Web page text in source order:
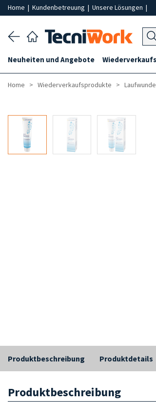
Home | Kundenbetreuung | Unsere Lösungen |
Neuheiten und Angebote
Home Wiederverkaufsprodukte
-40%
Produktbeschreibung Produktdetails
Produktbeschreibung